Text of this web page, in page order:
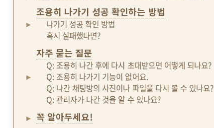
조용히 나가기 성공 확인하는 방법
나가기 성공 확인 방법
혹시 실패했다면?
자주 묻는 질문
Q: 조용히 나간 후에 다시 초대받으면 어떻게 되나요?
Q: 조용히 나가기 기능이 없어요.
Q: 나간 채팅방의 사진이나 파일을 다시 볼 수 있나요?
Q: 관리자가 나간 것을 알 수 있나요?
꼭 알아두세요!